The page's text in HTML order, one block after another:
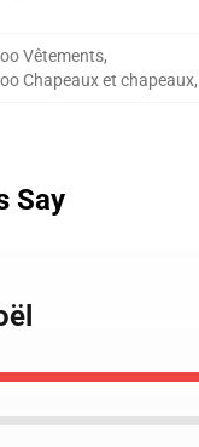
Vêtements,
Chapeaux et chapeaux,
Say